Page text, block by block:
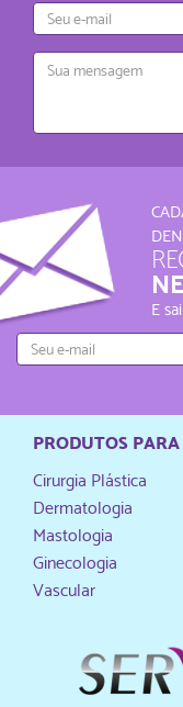
mail
Mensagem
E
PRODUTOS PARA
Cirurgia Plástica
Dermatologia
Mastologia
Ginecologia
Vascular